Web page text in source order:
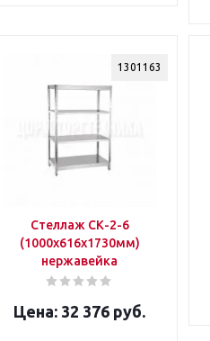
1301163
Стеллаж CК-2-6
(1000x616x1730мм)
нержавейка
32 376 руб.